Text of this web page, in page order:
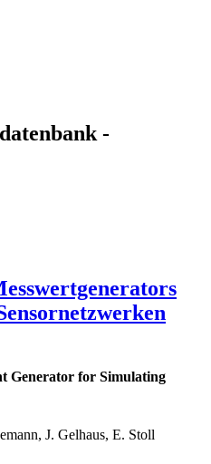
-
Generator for Simulating
J. Gelhaus, E. Stoll